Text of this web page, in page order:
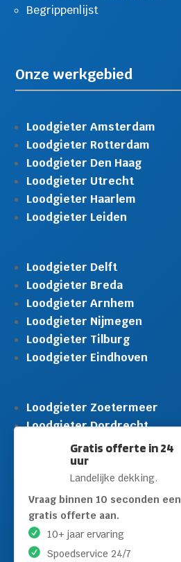
Gratis offerte in 24
uur
Landelijke dekking.
Vraag binnen 10 seconden een
gratis offerte aan.
10+ jaar ervaring
Spoedservice 24/7
Begrippenlijst
Onze werkgebied
Loodgieter Amsterdam
Loodgieter Rotterdam
Loodgieter Den Haag
Loodgieter Utrecht
Loodgieter Haarlem
Loodgieter Leiden
Loodgieter Delft
Loodgieter Breda
Loodgieter Arnhem
Loodgieter Nijmegen
Loodgieter Tilburg
Loodgieter Eindhoven
Loodgieter Zoetermeer
Loodgieter Dordrecht
Loodgieter Rijswijk
Loodgieter Schiedam
Loodgieter Leidschendam
Loodgieter Hilversum